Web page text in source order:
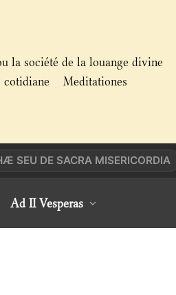
la société de la louange divine
cotidiane
Meditationes
SEU DE SACRA MISERICORDIA
Ad II Vesperas